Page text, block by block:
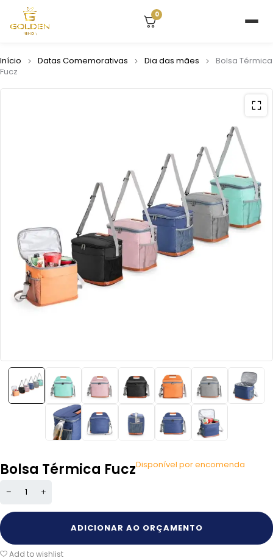
0
Início Datas Comemorativas Dia das mães
Bolsa Térmica
Fucz
Bolsa Térmica FuczDisponível por encomenda
ADICIONAR AO ORÇAMENTO
Add to wishlist